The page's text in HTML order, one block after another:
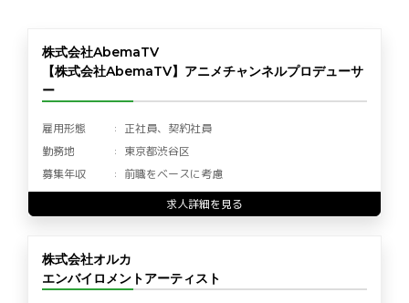
株式会社AbemaTV
【株式会社AbemaTV】アニメチャンネルプロデューサ
ー
雇用形態
正社員、契約社員
勤務地
東京都渋谷区
募集年収
前職をベースに考慮
求人詳細を見る
株式会社オルカ
エンバイロメントアーティスト